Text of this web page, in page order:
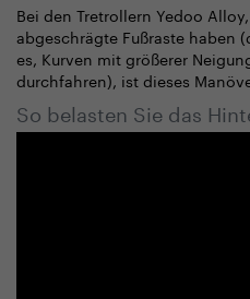
Bei den Tretrollern Yedoo
abgeschrägte Fußraste haben
es, Kurven mit größerer
durchfahren), ist dieses
So belasten Sie das